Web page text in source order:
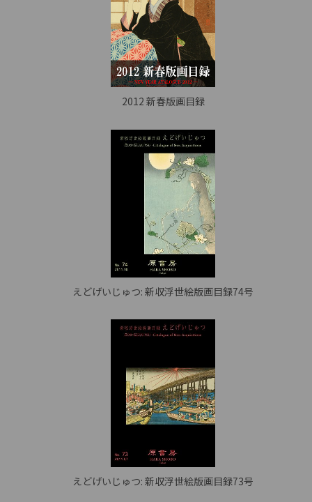
2012 新春版画目録
えどげいじゅつ: 新収浮世絵版画目録74号
えどげいじゅつ: 新収浮世絵版画目録73号